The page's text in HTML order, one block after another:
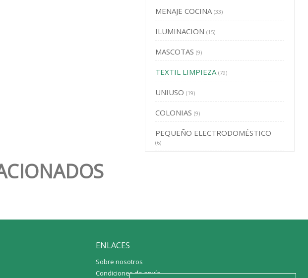
MENAJE COCINA (33)
ILUMINACION (15)
MASCOTAS (9)
TEXTIL LIMPIEZA (79)
UNIUSO (19)
COLONIAS (9)
PEQUEÑO ELECTRODOMÉSTICO
(6)
ENLACES
Sobre nosotros
Condiciones de envío